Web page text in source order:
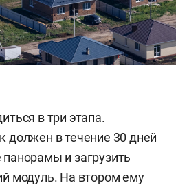
в три этапа.
должен в течение 30 дней
и загрузить
модуль. На втором ему